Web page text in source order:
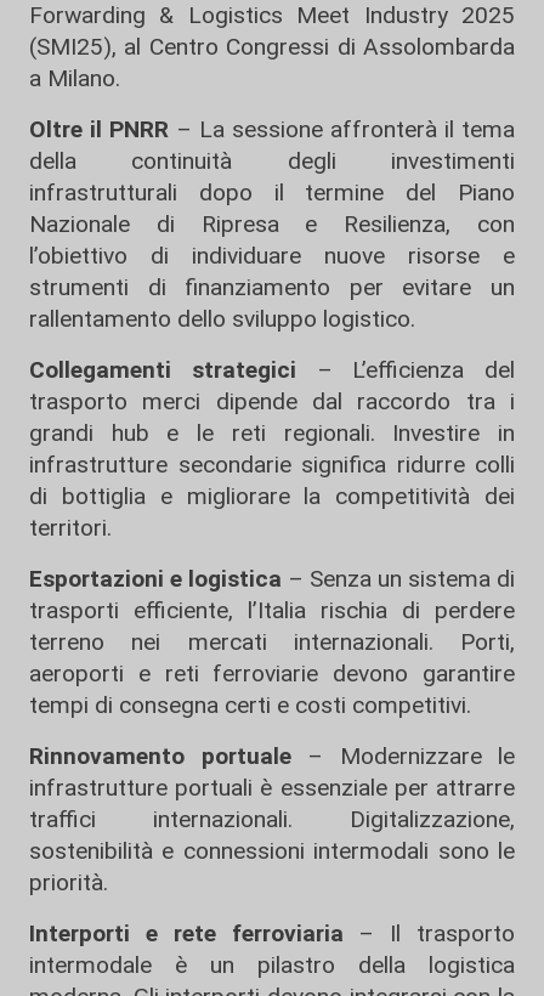
Forwarding & Logistics Meet Industry 2025
(SMI25), al Centro Congressi di Assolombarda
a Milano.
Oltre il PNRR – La sessione affronterà il tema
della continuità degli investimenti
infrastrutturali dopo il termine del Piano
Nazionale di Ripresa e Resilienza, con
l’obiettivo di individuare nuove risorse e
strumenti di finanziamento per evitare un
rallentamento dello sviluppo logistico.
Collegamenti strategici – L’efficienza del
trasporto merci dipende dal raccordo tra i
grandi hub e le reti regionali. Investire in
infrastrutture secondarie significa ridurre colli
di bottiglia e migliorare la competitività dei
territori.
Esportazioni e logistica – Senza un sistema di
trasporti efficiente, l’Italia rischia di perdere
terreno nei mercati internazionali. Porti,
aeroporti e reti ferroviarie devono garantire
tempi di consegna certi e costi competitivi.
Rinnovamento portuale– Modernizzare le
infrastrutture portuali è essenziale per attrarre
traffici internazionali. Digitalizzazione,
sostenibilità e connessioni intermodali sono le
priorità.
Interporti e rete ferroviaria – Il trasporto
intermodale è un pilastro della logistica